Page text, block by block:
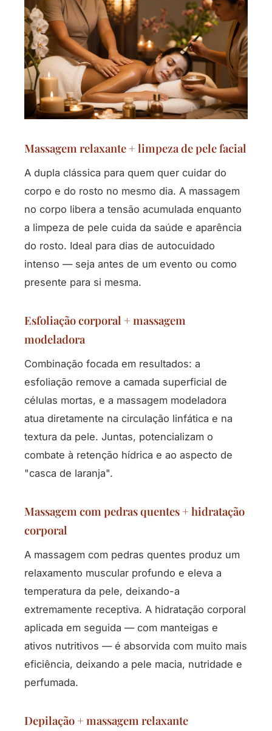
Massagem relaxante + limpeza de pele facial
A dupla clássica para quem quer cuidar do
corpo e do rosto no mesmo dia. A massagem
no corpo libera a tensão acumulada enquanto
a limpeza de pele cuida da saúde e aparência
do rosto. Ideal para dias de autocuidado
intenso — seja antes de um evento ou como
presente para si mesma.
Esfoliação corporal + massagem
modeladora
Combinação focada em resultados: a
esfoliação remove a camada superficial de
células mortas, e a massagem modeladora
atua diretamente na circulação linfática e na
textura da pele. Juntas, potencializam o
combate à retenção hídrica e ao aspecto de
"casca de laranja".
Massagem com pedras quentes + hidratação
corporal
A massagem com pedras quentes produz um
relaxamento muscular profundo e eleva a
temperatura da pele, deixando-a
extremamente receptiva. A hidratação corporal
aplicada em seguida — com manteigas e
ativos nutritivos — é absorvida com muito mais
eficiência, deixando a pele macia, nutridade e
perfumada.
Depilação + massagem relaxante